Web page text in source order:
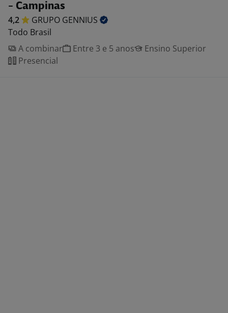
- Campinas
4,2 GRUPO GENNIUS
Todo Brasil
A combinar
Entre 3 e 5 anos
Ensino Superior
Presencial